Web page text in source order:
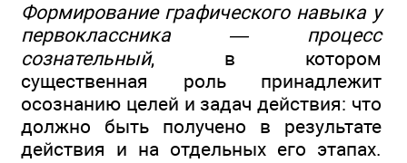
Формирование графического навыка у
первоклассника — процесс
сознательный, в котором
существенная роль принадлежит
осознанию целей и задач действия: что
должно быть получено в результате
действия и на отдельных его этапах.